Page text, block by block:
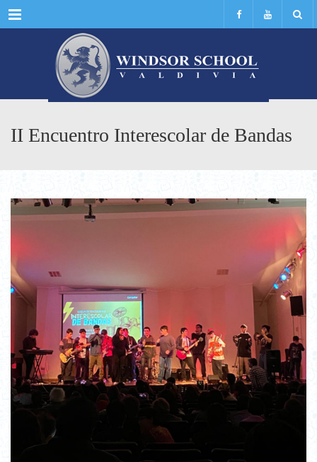
Menu
II Encuentro Interescolar de Bandas